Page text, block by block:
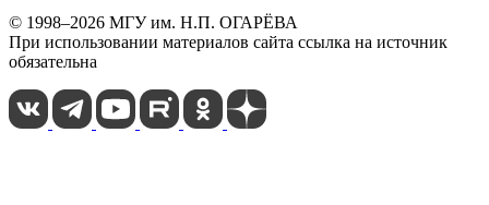
© 1998–2026 МГУ им. Н.П. ОГАРЁВА
При использовании материалов сайта ссылка на источник
обязательна